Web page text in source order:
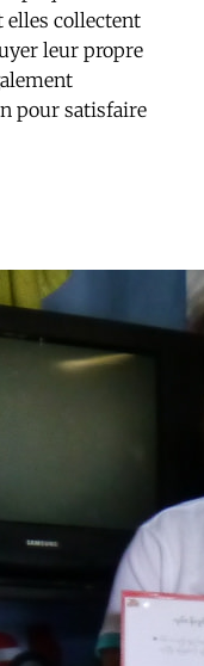
elles collectent
leur propre
pour satisfaire